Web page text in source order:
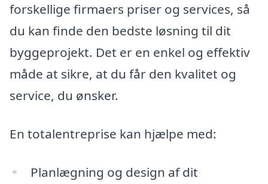
forskellige firmaers priser og services, så
du kan finde den bedste løsning til dit
byggeprojekt. Det er en enkel og effektiv
måde at sikre, at du får den kvalitet og
service, du ønsker.
En totalentreprise kan hjælpe med:
Planlægning og design af dit